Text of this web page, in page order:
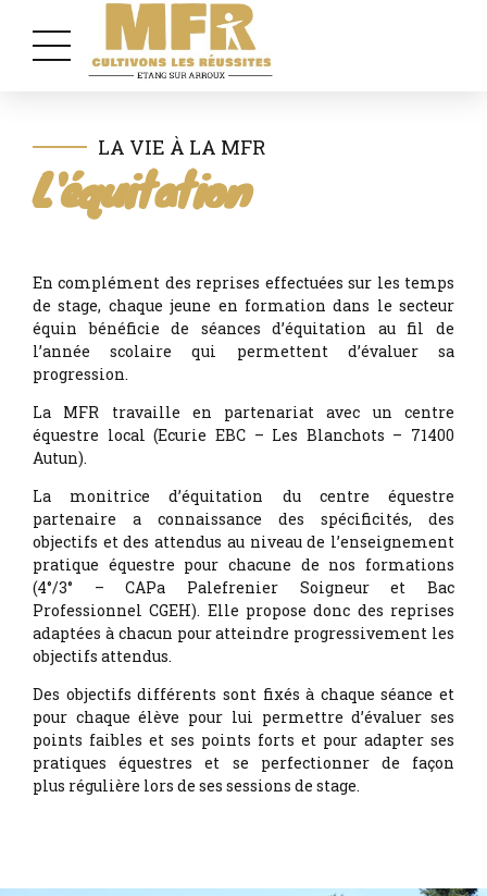
LA VIE À LA MFR
L'équitation
En complément des reprises effectuées sur les temps
de stage, chaque jeune en formation dans le secteur
équin bénéficie de séances d’équitation au fil de
l’année scolaire qui permettent d’évaluer sa
progression.
La MFR travaille en partenariat avec un centre
équestre local (Ecurie EBC – Les Blanchots – 71400
Autun).
La monitrice d’équitation du centre équestre
partenaire a connaissance des spécificités, des
objectifs et des attendus au niveau de l’enseignement
pratique équestre pour chacune de nos formations
(4°/3° – CAPa Palefrenier Soigneur et Bac
Professionnel CGEH). Elle propose donc des reprises
adaptées à chacun pour atteindre progressivement les
objectifs attendus.
Des objectifs différents sont fixés à chaque séance et
pour chaque élève pour lui permettre d’évaluer ses
points faibles et ses points forts et pour adapter ses
pratiques équestres et se perfectionner de façon
plus régulière lors de ses sessions de stage.